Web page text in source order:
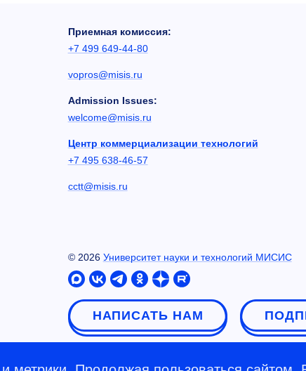
Приемная комиссия:
+7 499 649-44-80
vopros@misis.ru
Admission Issues:
welcome@misis.ru
Центр коммерциализации технологий
+7 495 638-46-57
cctt@misis.ru
© 2026 Университет науки и технологий МИСИС
НАПИСАТЬ НАМ